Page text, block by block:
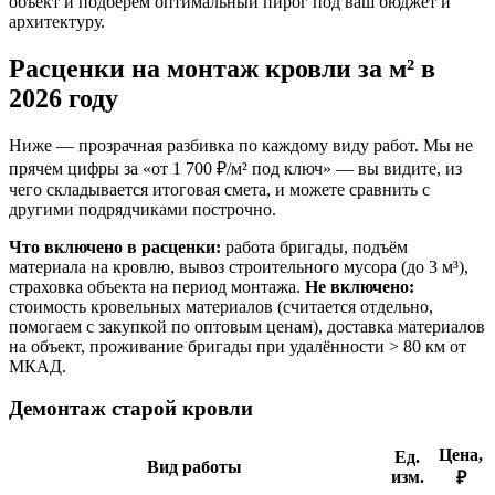
архитектуру.
Расценки на монтаж кровли за м² в
2026 году
Ниже — прозрачная разбивка по каждому виду работ. Мы не
прячем цифры за «от 1 700 ₽/м² под ключ» — вы видите, из
чего складывается итоговая смета, и можете сравнить с
другими подрядчиками построчно.
Что включено в расценки: работа бригады, подъём
материала на кровлю, вывоз строительного мусора (до 3 м³),
страховка объекта на период монтажа. Не включено:
стоимость кровельных материалов (считается отдельно,
помогаем с закупкой по оптовым ценам), доставка материалов
на объект, проживание бригады при удалённости > 80 км от
МКАД.
Демонтаж старой кровли
Вид работы
Ед.
изм.
Цена,
₽